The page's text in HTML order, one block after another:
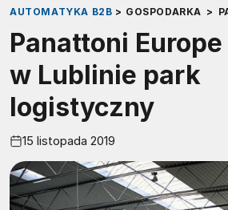
AUTOMATYKA B2B > GOSPODARKA >
Panattoni
w Lublinie park
logistyczny
15 listopada 2019